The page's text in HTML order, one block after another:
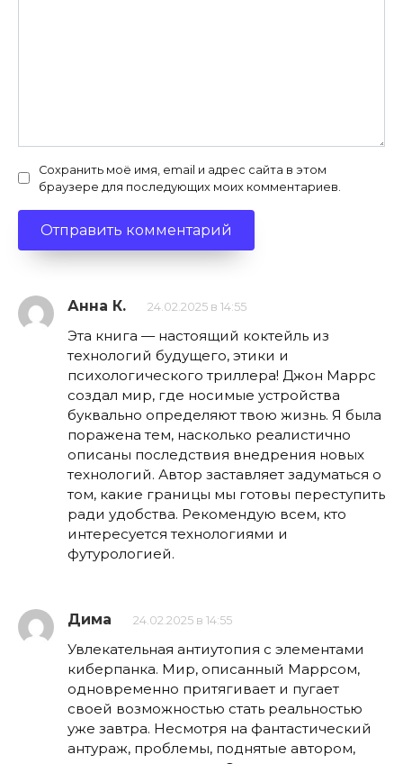
Сохранить моё имя, email и адрес сайта в этом
браузере для последующих моих комментариев.
Анна К. 24.02.2025 в 14:55
Эта книга — настоящий коктейль из
технологий будущего, этики и
психологического триллера! Джон Маррс
создал мир, где носимые устройства
буквально определяют твою жизнь. Я была
поражена тем, насколько реалистично
описаны последствия внедрения новых
технологий. Автор заставляет задуматься о
том, какие границы мы готовы переступить
ради удобства. Рекомендую всем, кто
интересуется технологиями и
футурологией.
Дима 24.02.2025 в 14:55
Увлекательная антиутопия с элементами
киберпанка. Мир, описанный Маррсом,
одновременно притягивает и пугает
своей возможностью стать реальностью
уже завтра. Несмотря на фантастический
антураж, проблемы, поднятые автором,